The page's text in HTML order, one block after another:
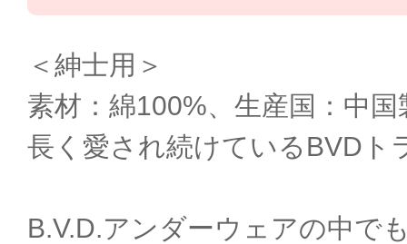
＜紳士用＞
素材：綿100%、生産国：中国
長く愛され続けているBVDト
B.V.D.アンダーウェアの中で